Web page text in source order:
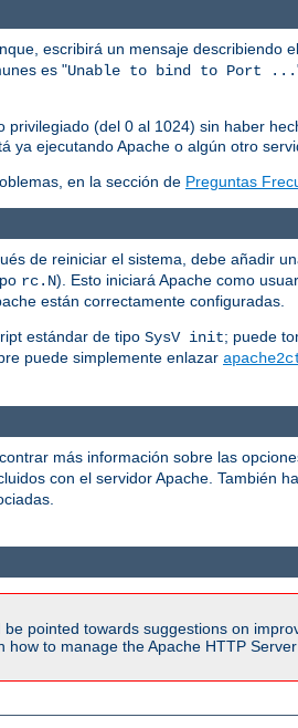
escribirá un mensaje describiendo
es "Unable to bind to Port ...
(del 0 al 1024) sin haber
ya ejecutando Apache o algún otro
en la sección de Preguntas
de reiniciar el sistema, debe añadir
rc.N). Esto iniciará Apache como
están correctamente configuradas.
estándar de tipo SysV init; puede
puede simplemente enlazar
más información sobre las
con el servidor Apache. También
pointed towards suggestions on
to manage the Apache HTTP